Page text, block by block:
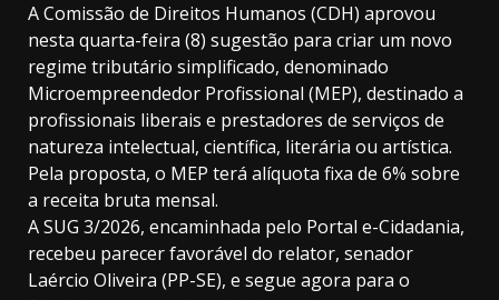
A Comissão de Direitos Humanos (CDH) aprovou
nesta quarta-feira (8) sugestão para criar um novo
regime tributário simplificado, denominado
Microempreendedor Profissional (MEP), destinado a
profissionais liberais e prestadores de serviços de
natureza intelectual, científica, literária ou artística.
Pela proposta, o MEP terá alíquota fixa de 6% sobre
a receita bruta mensal.
A SUG 3/2026, encaminhada pelo Portal e-Cidadania,
recebeu parecer favorável do relator, senador
Laércio Oliveira (PP-SE), e segue agora para o